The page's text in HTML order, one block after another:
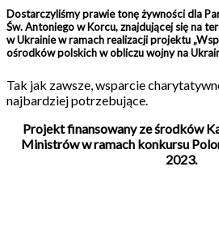
Dostarczyliśmy prawie tonę żywności dla
Św. Antoniego w Korcu, znajdującej się na
w Ukrainie w ramach realizacji projektu
ośrodków polskich w obliczu wojny na
Tak jak zawsze, wsparcie
najbardziej potrzebujące.
Projekt finansowany ze środków
Ministrów w ramach konkursu
2023.